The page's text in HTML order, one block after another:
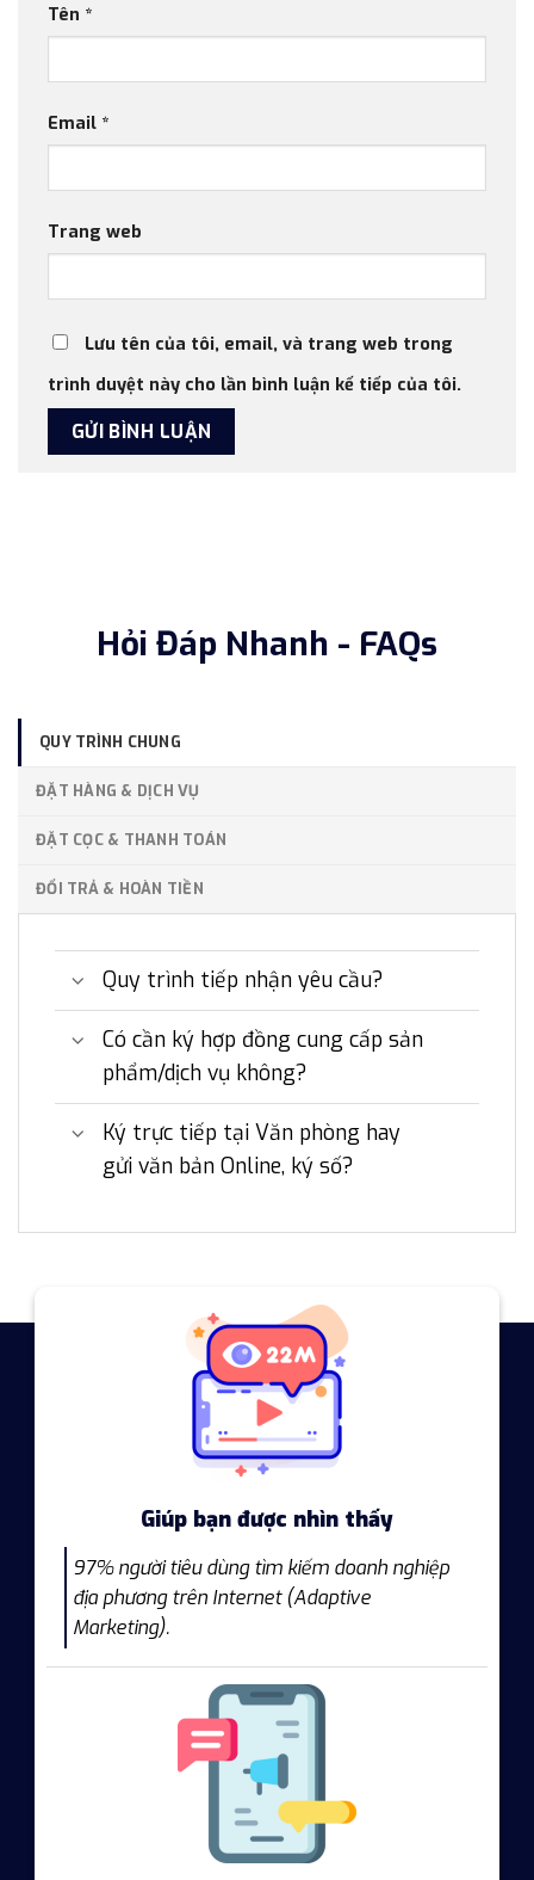
Tên *
Email *
Trang web
Lưu tên của tôi, email, và trang web trong
trình duyệt này cho lần bình luận kế tiếp của tôi.
Hỏi Đáp Nhanh - FAQs
QUY TRÌNH CHUNG
ĐẶT HÀNG & DỊCH VỤ
ĐẶT CỌC & THANH TOÁN
ĐỔI TRẢ & HOÀN TIỀN
Quy trình tiếp nhận yêu cầu?
Có cần ký hợp đồng cung cấp sản
phẩm/dịch vụ không?
Ký trực tiếp tại Văn phòng hay
gửi văn bản Online, ký số?
Giúp bạn được nhìn thấy
97% người tiêu dùng tìm kiếm doanh nghiệp
địa phương trên Internet (Adaptive
Marketing).